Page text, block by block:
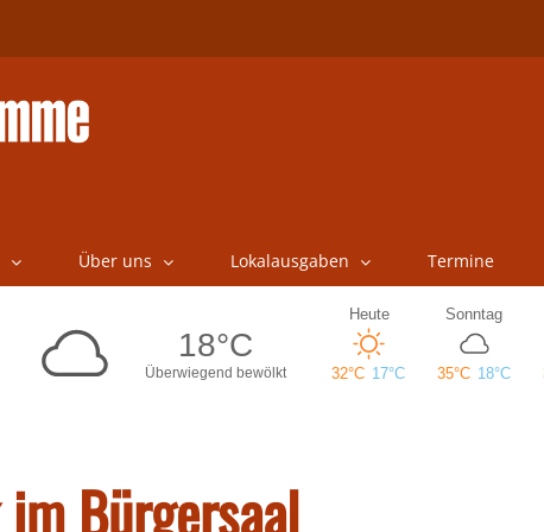
Über uns Lokalausgaben Termine
Bürgersaal